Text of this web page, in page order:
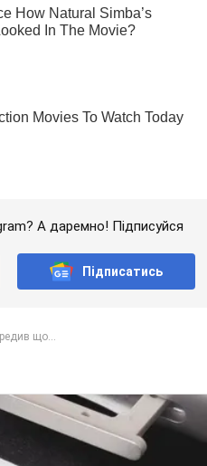
А даремно! Підписуйся
Підписатись
що...